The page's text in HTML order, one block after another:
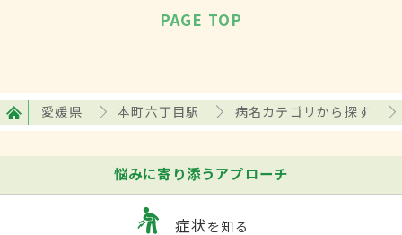
PAGE TOP
愛媛県 本町六丁目駅 病名カテゴリから探す
悩みに寄り添うアプローチ
症状を知る